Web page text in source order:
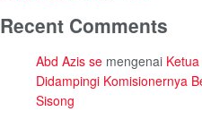
Recent Comments
Abd Azis se mengenai
Didampingi Komisionernya
Sisong